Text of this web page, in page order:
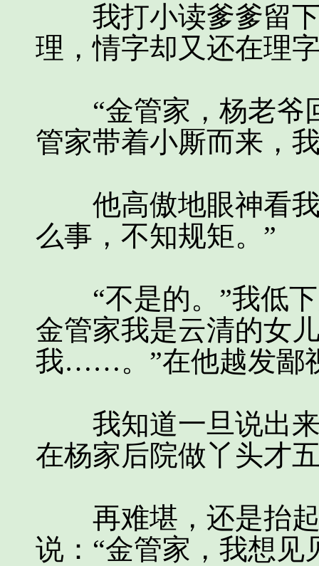
我打小读爹爹留下
理，情字却又还在理
“金管家，杨老爷
管家带着小厮而来，
他高傲地眼神看我
么事，不知规矩。”
“不是的。”我低下
金管家我是云清的女
我……。”在他越发鄙
我知道一旦说出来
在杨家后院做丫头才
再难堪，还是抬起
说：“金管家，我想见